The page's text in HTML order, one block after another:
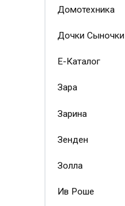
Домотехника
Дочки Сыночки
Е-Каталог
Зара
Зарина
Зенден
Золла
Ив Роше